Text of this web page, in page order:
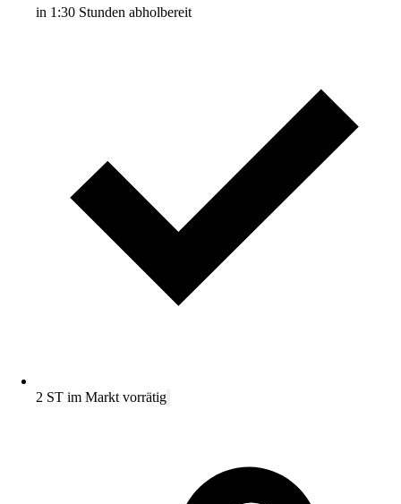
in 1:30 Stunden abholbereit
2 ST im Markt vorrätig